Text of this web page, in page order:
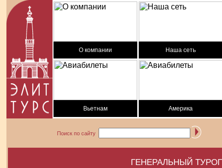
О компании Наша сеть
Вьетнам Америка
Поиск по сайту
ГЕНЕРАЛЬНЫЙ